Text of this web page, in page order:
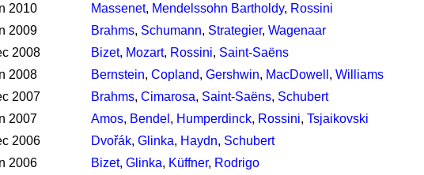
2010 Massenet, Mendelssohn Bartholdy, Rossini
2009 Brahms, Schumann, Strategier, Wagenaar
2008 Bizet, Mozart, Rossini, Saint-Saëns
2008 Bernstein, Copland, Gershwin, MacDowell , Williams
2007 Brahms, Cimarosa, Saint-Saëns, Schubert
2007 Amos, Bendel , Humperdinck, Rossini, Tsjaikovski
2006 Dvořák, Glinka, Haydn, Schubert
2006 Bizet, Glinka, Küffner, Rodrigo